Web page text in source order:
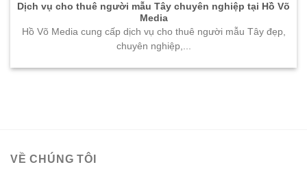
Dịch vụ cho thuê người mẫu Tây chuyên nghiệp tại Hồ Võ
Media
Hồ Võ Media cung cấp dịch vụ cho thuê người mẫu Tây đẹp,
chuyên nghiệp,...
VỀ CHÚNG TÔI